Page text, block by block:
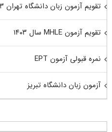
تقویم آزمون زبان دانشگاه تهران ۱۴۰۳
تقویم آزمون MHLE سال ۱۴۰۳
نمره قبولی آزمون EPT
آزمون زبان دانشگاه تبریز